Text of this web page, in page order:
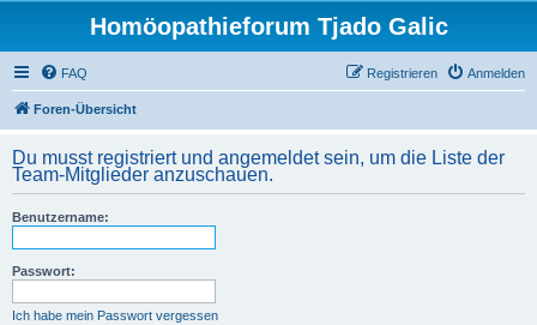
Homöopathieforum Tjado Galic
FAQ Anmelden
Registrieren
Foren-Übersicht
Du musst registriert und angemeldet sein, um die Liste der
Team-Mitglieder anzuschauen.
Benutzername:
Passwort:
Ich habe mein Passwort vergessen